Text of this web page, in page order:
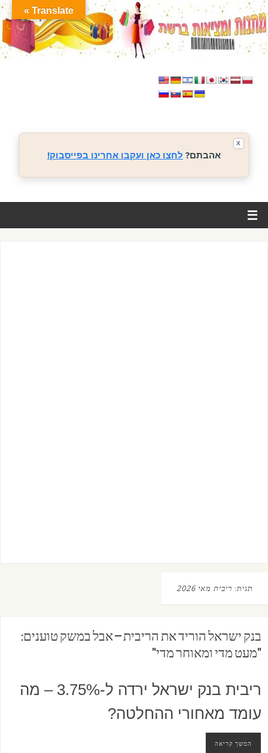
אהבתם? לחצו כאן ועקבו אחרינו בפייסבוק!
X
תגית: ריבית מאי 2026
בנק ישראל הוריד את הריבית – אבל במשק טוענים:
"מעט מדי ומאוחר מדי"
ריבית בנק ישראל ירדה ל-3.75% – מה
עומד מאחורי ההחלטה?
המשך קריאה
Translate »